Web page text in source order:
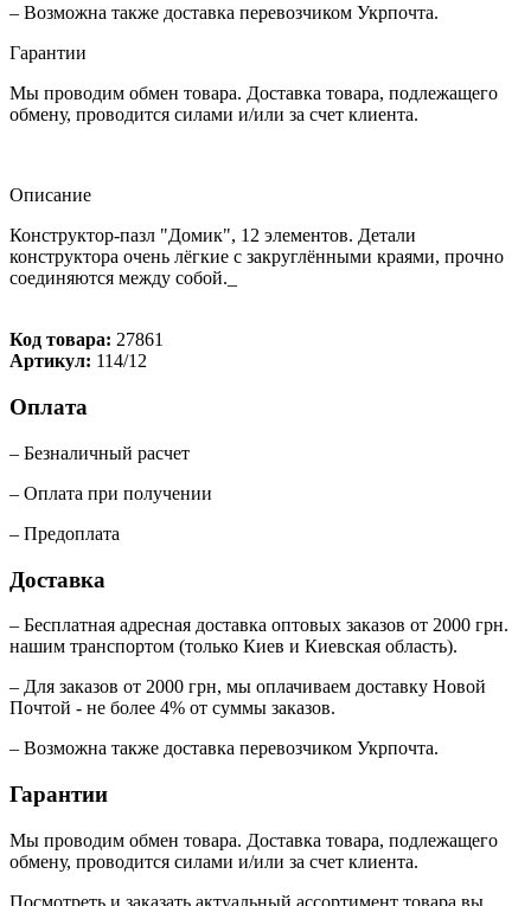
– Возможна также доставка перевозчиком Укрпочта.
Гарантии
Мы проводим обмен товара. Доставка товара, подлежащего
обмену, проводится силами и/или за счет клиента.
Описание
Конструктор-пазл "Домик", 12 элементов. Детали
конструктора очень лёгкие с закруглёнными краями, прочно
соединяются между собой._
Код товара: 27861
Артикул: 114/12
Оплата
– Безналичный расчет
– Оплата при получении
– Предоплата
Доставка
– Бесплатная адресная доставка оптовых заказов от 2000 грн.
нашим транспортом (только Киев и Киевская область).
– Для заказов от 2000 грн, мы оплачиваем доставку Новой
Почтой - не более 4% от суммы заказов.
– Возможна также доставка перевозчиком Укрпочта.
Гарантии
Мы проводим обмен товара. Доставка товара, подлежащего
обмену, проводится силами и/или за счет клиента.
Посмотреть и заказать актуальный ассортимент товара вы